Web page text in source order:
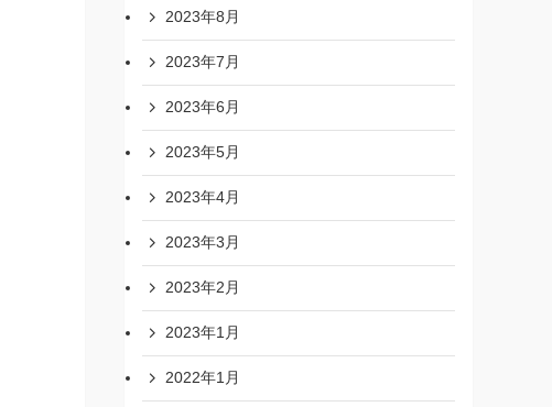
2023年8月
2023年7月
2023年6月
2023年5月
2023年4月
2023年3月
2023年2月
2023年1月
2022年1月